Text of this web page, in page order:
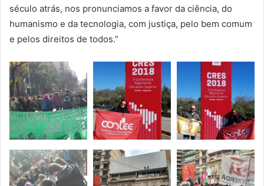
século atrás, nos pronunciamos a favor da ciência, do
humanismo e da tecnologia, com justiça, pelo bem comum
e pelos direitos de todos.”